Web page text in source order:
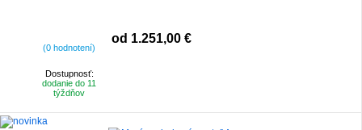
(0 hodnotení)
Dostupnosť:
dodanie do 11
týždňov
od 1.251,00 €